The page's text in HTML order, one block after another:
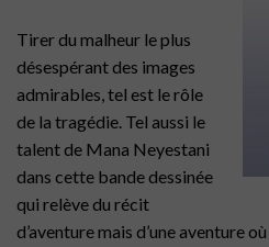
Tirer du malheur le plus
désespérant des images
admirables, tel est le rôle
de la tragédie. Tel aussi le
talent de Mana Neyestani
dans cette bande dessinée
qui relève du récit
d’aventure mais d’une aventure